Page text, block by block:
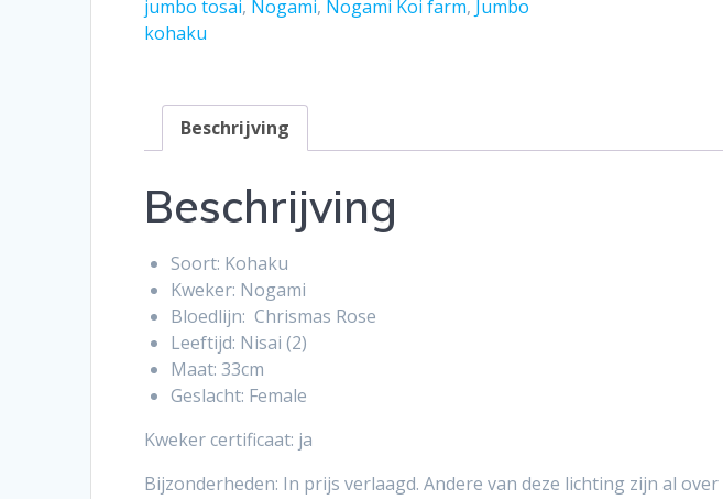
jumbo tosai, Nogami, Nogami Koi farm, Jumbo
kohaku
Beschrijving
Beschrijving
Soort: Kohaku
Kweker: Nogami
Bloedlijn: Chrismas Rose
Leeftijd: Nisai (2)
Maat: 33cm
Geslacht: Female
Kweker certificaat: ja
Bijzonderheden: In prijs verlaagd. Andere van deze lichting zijn al over